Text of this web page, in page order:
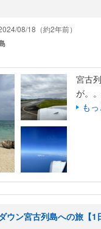
08/18（約2年前）
宮古
が。。
も
ウン宮古列島への旅【1